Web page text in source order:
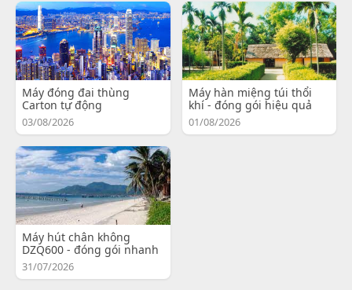
Máy đóng đai thùng
Carton tự động
03/08/2026
Máy hàn miệng túi thổi
khí - đóng gói hiệu quả
01/08/2026
Máy hút chân không
DZQ600 - đóng gói nhanh
31/07/2026